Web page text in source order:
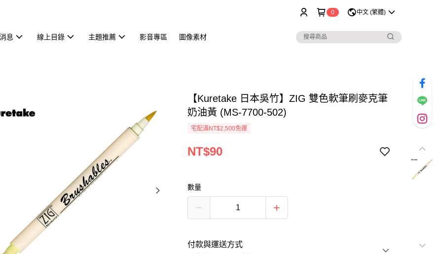
0 中文 (繁體)
息 線上目錄 主題推薦 影音專區 圖像素材
【Kuretake 日本吳竹】ZIG 雙色軟筆刷麥克筆
奶油黃 (MS-7700-502)
宅配滿NT$2,500免運
NT$90
數量
付款與運送方式